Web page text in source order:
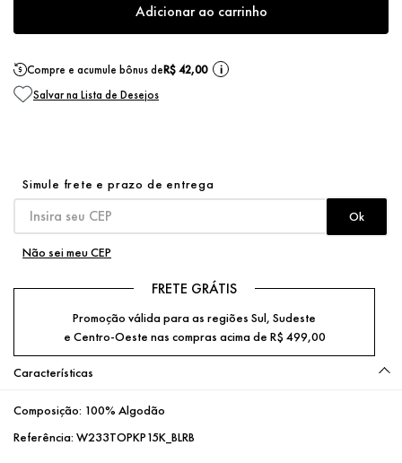
Adicionar ao carrinho
Compre e acumule bônus deR$ 42,00 i
Não sei meu CEP
FRETE GRÁTIS
Promoção válida para as regiões Sul, Sudeste
e Centro-Oeste nas compras acima de R$ 499,00
Características
Composição: 100% Algodão
Referência: W233TOPKP15K_BLRB